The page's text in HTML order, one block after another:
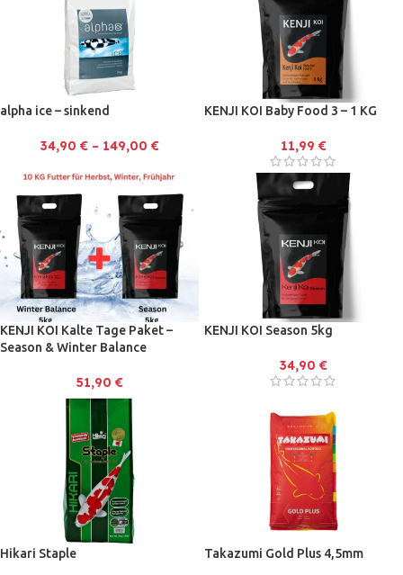
alpha ice – sinkend
34,90 €– 149,00 €
KENJI KOI Baby Food 3 – 1 KG
11,99 €
KENJI KOI Kalte Tage Paket –
Season & Winter Balance
51,90 €
KENJI KOI Season 5kg
34,90 €
Hikari Staple Takazumi Gold Plus 4,5mm